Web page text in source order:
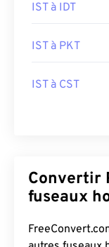
IST à IDT
IST à PKT
IST à CST
Convertir
fuseaux